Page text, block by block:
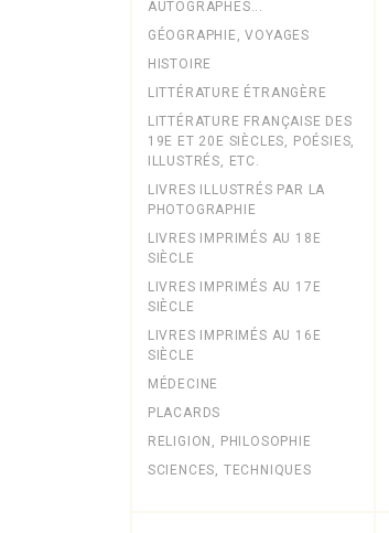
AUTOGRAPHES...
GÉOGRAPHIE, VOYAGES
HISTOIRE
LITTÉRATURE ÉTRANGÈRE
LITTÉRATURE FRANÇAISE DES
19E ET 20E SIÈCLES, POÉSIES,
ILLUSTRÉS, ETC.
LIVRES ILLUSTRÉS PAR LA
PHOTOGRAPHIE
LIVRES IMPRIMÉS AU 18E
SIÈCLE
LIVRES IMPRIMÉS AU 17E
SIÈCLE
LIVRES IMPRIMÉS AU 16E
SIÈCLE
MÉDECINE
PLACARDS
RELIGION, PHILOSOPHIE
SCIENCES, TECHNIQUES